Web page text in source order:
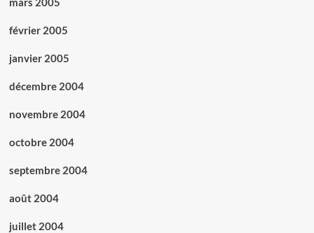
février 2005
janvier 2005
décembre 2004
novembre 2004
octobre 2004
septembre 2004
août 2004
juillet 2004